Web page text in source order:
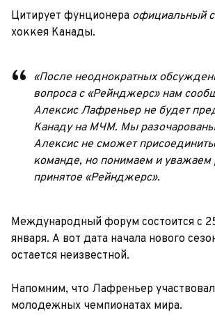
Цитирует фунционера официальный
хоккея Канады.
«После неоднократных
вопроса с «Рейнджерс» нам
Алексис Лафреньер не будет
Канаду на МЧМ. Мы
Алексис не сможет
команде, но понимаем и уважаем
принятое «Рейнджерс».
Международный форум состоится с
января. А вот дата начала нового
остается неизвестной.
Напомним, что Лафреньер
молодежных чемпионатах мира.